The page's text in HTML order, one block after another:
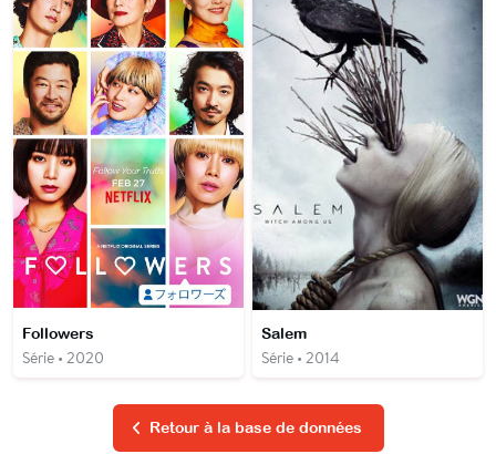
Followers
Série • 2020
Salem
Série • 2014
Retour à la base de données